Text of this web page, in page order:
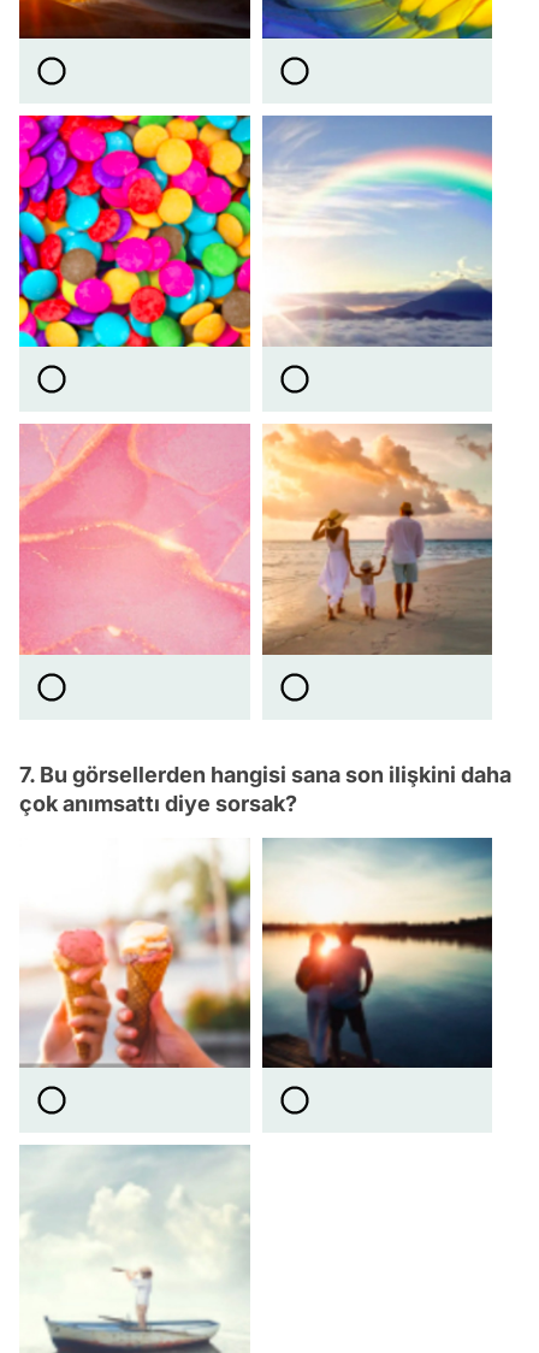
7. Bu görsellerden hangisi sana son ilişkini daha
çok anımsattı diye sorsak?